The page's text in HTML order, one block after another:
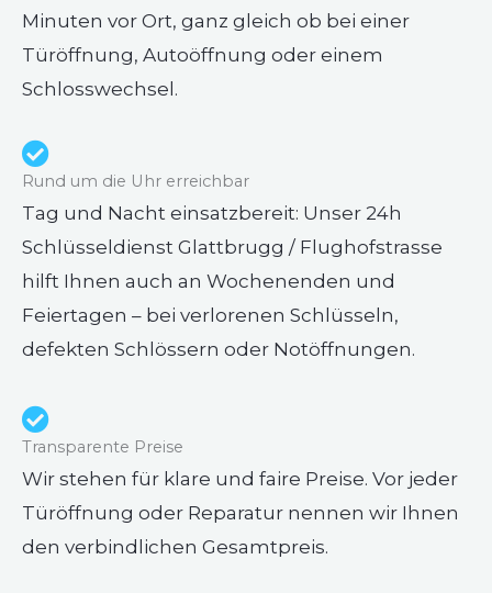
Minuten vor Ort, ganz gleich ob bei einer
Türöffnung, Autoöffnung oder einem
Schlosswechsel.
Rund um die Uhr erreichbar
Tag und Nacht einsatzbereit: Unser 24h
Schlüsseldienst Glattbrugg / Flughofstrasse
hilft Ihnen auch an Wochenenden und
Feiertagen – bei verlorenen Schlüsseln,
defekten Schlössern oder Notöffnungen.
Transparente Preise
Wir stehen für klare und faire Preise. Vor jeder
Türöffnung oder Reparatur nennen wir Ihnen
den verbindlichen Gesamtpreis.